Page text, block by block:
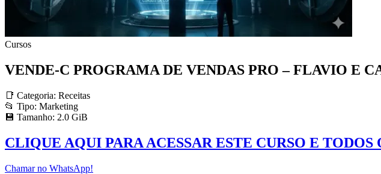
Cursos
VENDE-C PROGRAMA DE VENDAS PRO – FLAVIO E
📑 Categoria: Receitas
📂 Tipo: Marketing
💾 Tamanho: 2.0 GiB
CLIQUE AQUI PARA ACESSAR ESTE CURSO E TODOS
Chamar no WhatsApp!